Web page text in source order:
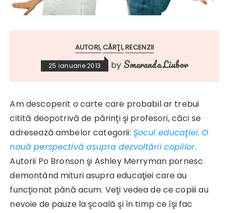
AUTORI CĂRŢI RECENZII
25 ianuarie 2013 by Smaranda Liubov
Am descoperit o carte care probabil ar trebui
citită deopotrivă de părinţi şi profesori, căci se
adresează ambelor categorii: Şocul educaţiei. O
nouă perspectivă asupra dezvoltării copiilor.
Autorii Po Bronson şi Ashley Merryman pornesc
demontând mituri asupra educaţiei care au
funcţionat până acum. Veţi vedea de ce copiii au
nevoie de pauze la şcoală şi în timp ce îşi fac